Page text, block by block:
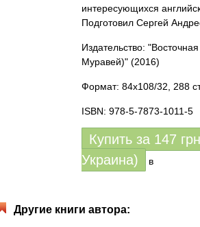
интересующихся
Подготовил Сергей
Издательство:
Муравей)" (2016)
Формат: 84x108/32, 288
ISBN: 978-5-7873-1011-5
Купить за 147
Украина)
в
Другие книги автора: